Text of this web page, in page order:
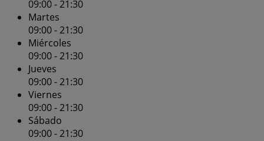
09:00 - 21:30
Martes
09:00 - 21:30
Miércoles
09:00 - 21:30
Jueves
09:00 - 21:30
Viernes
09:00 - 21:30
Sábado
09:00 - 21:30